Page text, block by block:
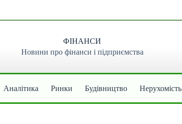
ФІНАНСИ
Новини про фінанси і підприємства
Аналітика Ринки Будівництво Нерухомість